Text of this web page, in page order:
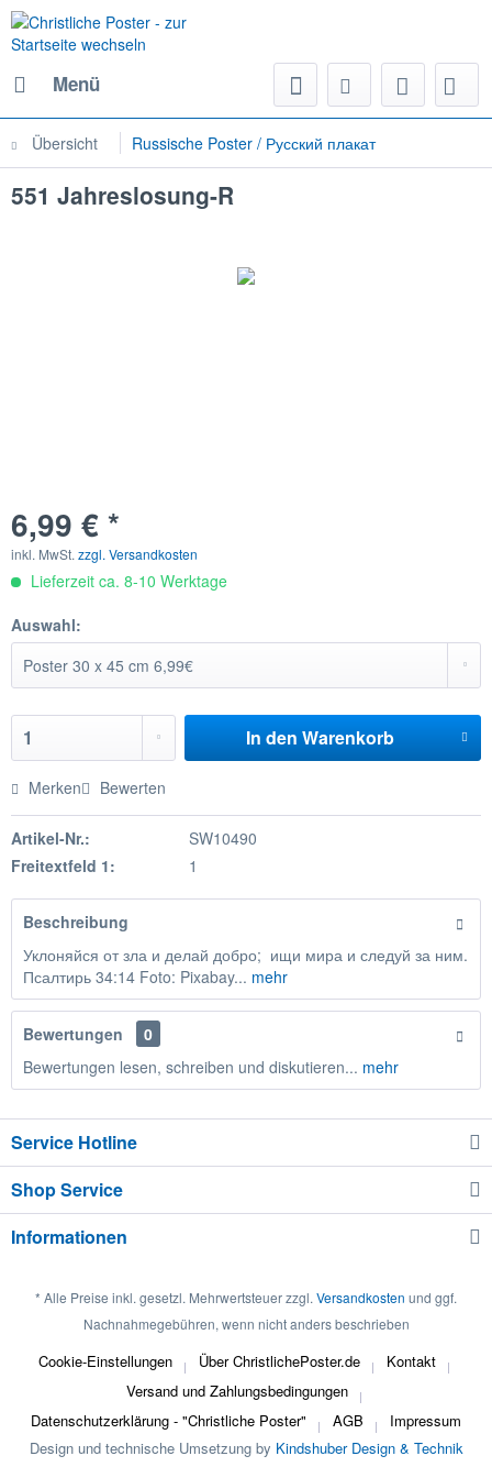
Menü
Übersicht Russische Poster / Русский плакат
551 Jahreslosung-R
6,99 € *
inkl. MwSt.zzgl. Versandkosten
Lieferzeit ca. 8-10 Werktage
Auswahl:
In den Warenkorb
Merken Bewerten
Artikel-Nr.:
SW10490
Freitextfeld 1:
1
Beschreibung
Уклоняйся от зла и делай добро; ищи мира и следуй за ним.
Псалтирь 34:14 Foto: Pixabay... mehr
Bewertungen
0
Bewertungen lesen, schreiben und diskutieren... mehr
Service Hotline
Shop Service
Informationen
* Alle Preise inkl. gesetzl. Mehrwertsteuer zzgl. Versandkosten und ggf.
Nachnahmegebühren, wenn nicht anders beschrieben
Cookie-Einstellungen Über ChristlichePoster.de
Kontakt
Versand und Zahlungsbedingungen
Datenschutzerklärung - "Christliche Poster"
AGB
Impressum
Design und technische Umsetzung by Kindshuber Design & Technik